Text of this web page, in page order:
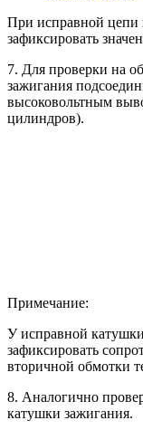
При исправной цепи
зафиксировать
7. Для проверки на
зажигания
высоковольтным
цилиндров).
Примечание:
У исправной
зафиксировать
вторичной обмотки
8. Аналогично
катушки зажигания.